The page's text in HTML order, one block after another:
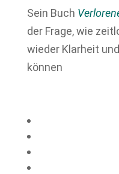
Sein Buch
der Frage, wie
wieder Klarheit
können